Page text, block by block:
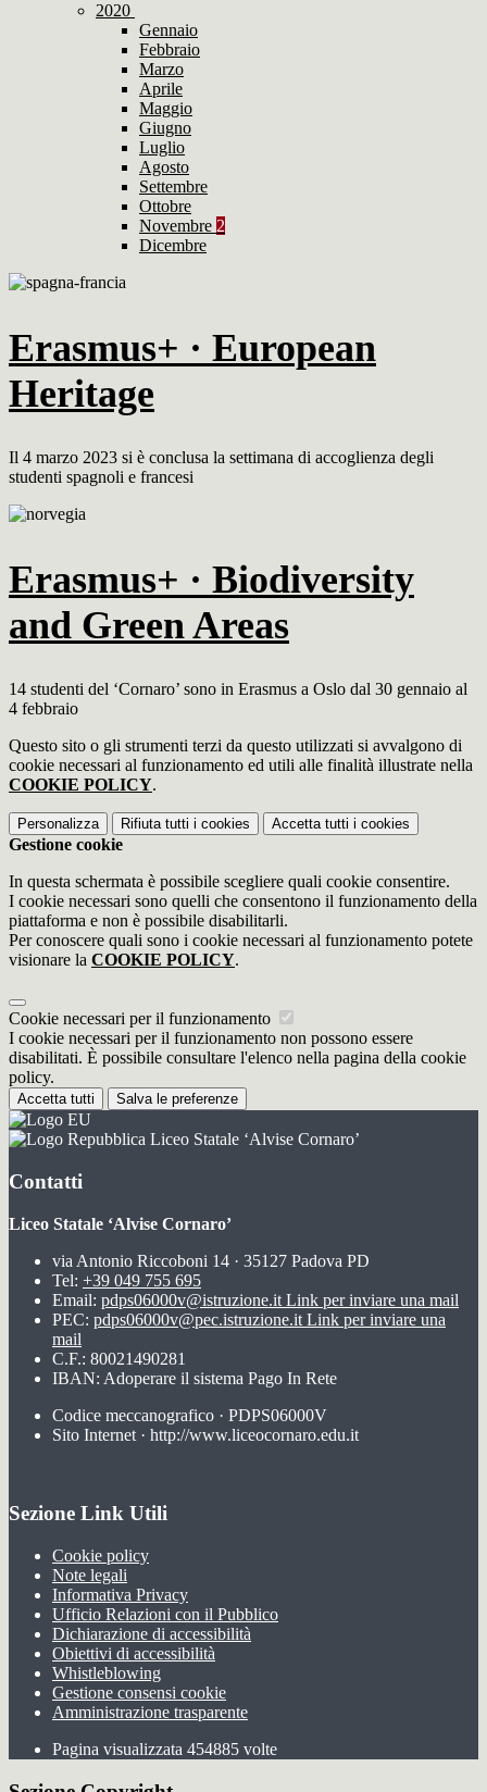
2020
Gennaio
Febbraio
Marzo
Aprile
Maggio
Giugno
Luglio
Agosto
Settembre
Ottobre
Novembre 2
Dicembre
Erasmus+ · European
Heritage
Il 4 marzo 2023 si è conclusa la settimana di accoglienza degli
studenti spagnoli e francesi
Erasmus+ · Biodiversity
and Green Areas
14 studenti del ‘Cornaro’ sono in Erasmus a Oslo dal 30 gennaio al
4 febbraio
Questo sito o gli strumenti terzi da questo utilizzati si avvalgono di
cookie necessari al funzionamento ed utili alle finalità illustrate nella
COOKIE POLICY.
Personalizza Rifiuta tutti i cookies Accetta tutti i cookies
Gestione cookie
In questa schermata è possibile scegliere quali cookie consentire.
I cookie necessari sono quelli che consentono il funzionamento della
piattaforma e non è possibile disabilitarli.
Per conoscere quali sono i cookie necessari al funzionamento potete
visionare la COOKIE POLICY.
Cookie necessari per il funzionamento
I cookie necessari per il funzionamento non possono essere
disabilitati. È possibile consultare l'elenco nella pagina della cookie
policy.
Accetta tutti Salva le preferenze
Liceo Statale ‘Alvise Cornaro’
Contatti
Liceo Statale ‘Alvise Cornaro’
via Antonio Riccoboni 14 · 35127 Padova PD
Tel: +39 049 755 695
Email: pdps06000v@istruzione.it Link per inviare una mail
PEC: pdps06000v@pec.istruzione.it Link per inviare una
mail
C.F.: 80021490281
IBAN: Adoperare il sistema Pago In Rete
Codice meccanografico · PDPS06000V
Sito Internet · http://www.liceocornaro.edu.it
Sezione Link Utili
Cookie policy
Note legali
Informativa Privacy
Ufficio Relazioni con il Pubblico
Dichiarazione di accessibilità
Obiettivi di accessibilità
Whistleblowing
Gestione consensi cookie
Amministrazione trasparente
Pagina visualizzata 454885 volte